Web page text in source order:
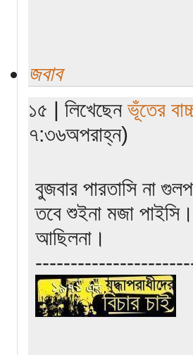
জবাব
১৫ | লিখেছেন ভূঁতের
৭:৩৬অপরাহ্ন)
বুজবার পারতাসি না
তবে শুইনা মজা
আছিলনা।